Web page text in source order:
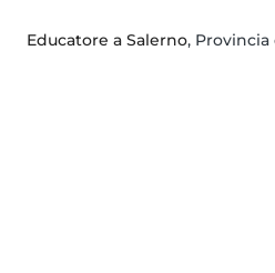
Educatore a Salerno, Provincia